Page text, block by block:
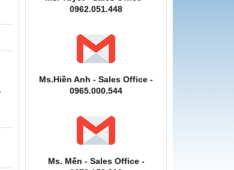
0962.051.448
Ms.Hiền Anh - Sales Office -
0965.000.544
Ms. Mến - Sales Office -